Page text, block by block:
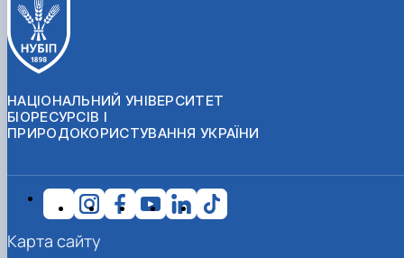
НАЦІОНАЛЬНИЙ УНІВЕРСИТЕТ
БІОРЕСУРСІВ І
ПРИРОДОКОРИСТУВАННЯ УКРАЇНИ
Карта сайту